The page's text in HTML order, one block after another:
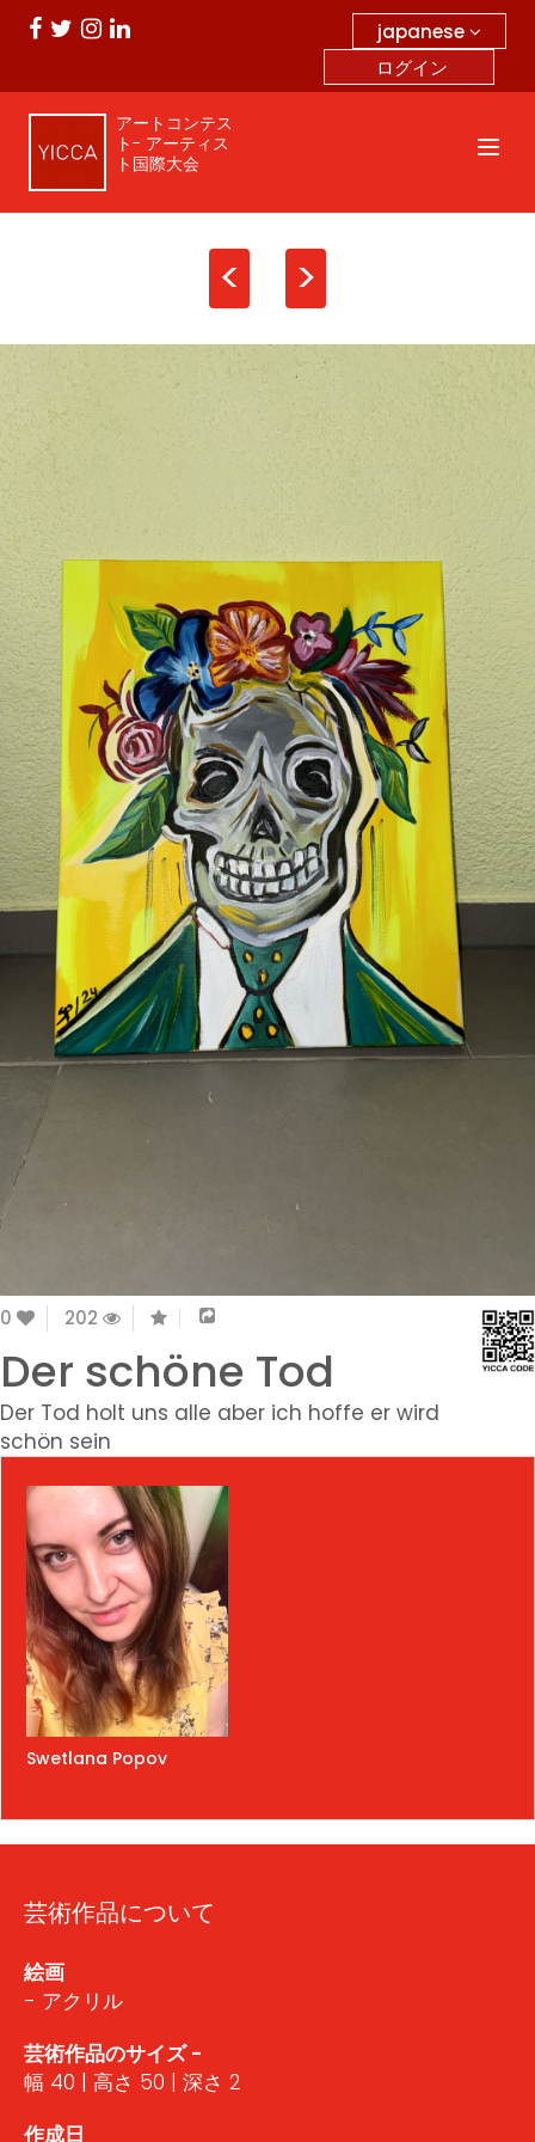
japanese
ログイン
アートコンテス
ト- アーティス
ト国際大会
< >
0 202
Der schöne Tod
Der Tod holt uns alle aber ich hoffe er wird
schön sein
Swetlana Popov
芸術作品について
絵画
- アクリル
芸術作品のサイズ -
幅 40 | 高さ 50 | 深さ 2
作成日